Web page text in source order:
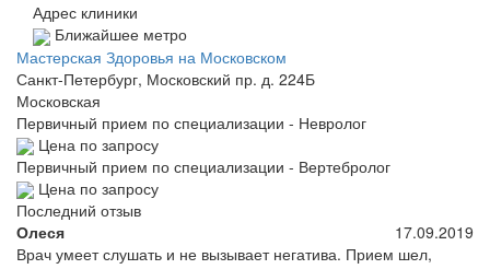
Адрес клиники
Ближайшее метро
Мастерская Здоровья на Московском
Санкт-Петербург, Московский пр. д. 224Б
Московская
Первичный прием по специализации - Невролог
Цена по запросу
Первичный прием по специализации - Вертебролог
Цена по запросу
Последний отзыв
Олеся
17.09.2019
Врач умеет слушать и не вызывает негатива. Прием шел,